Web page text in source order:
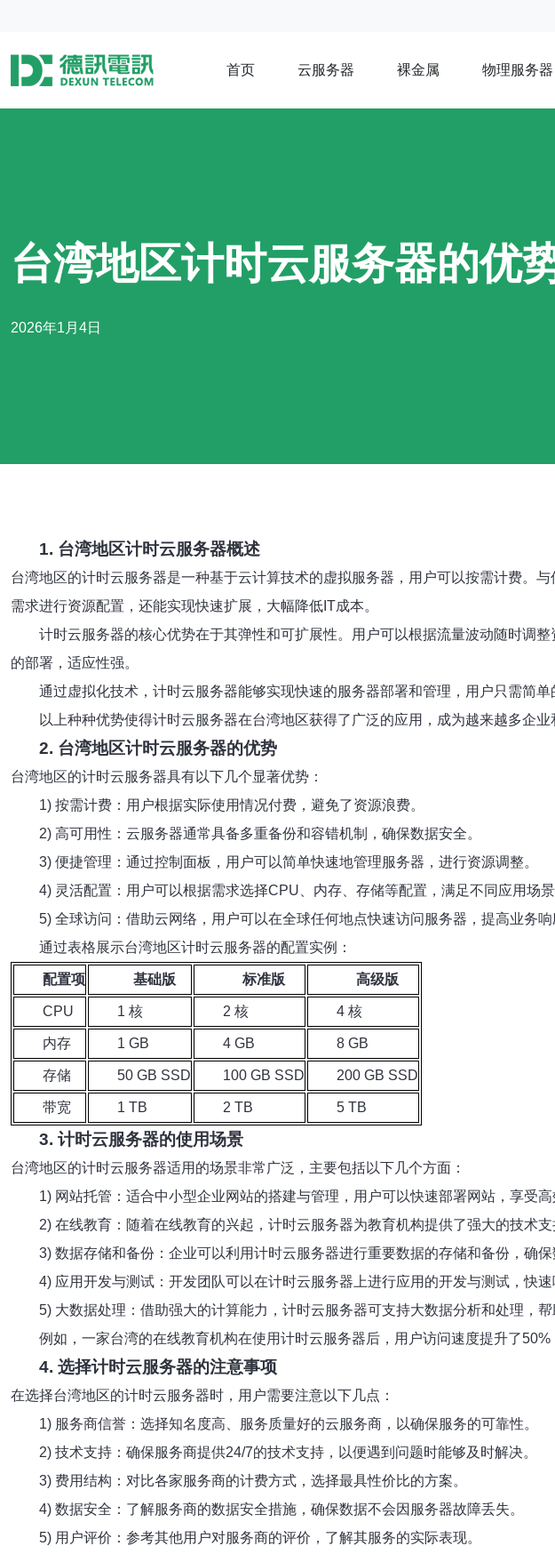
首页 云服务器 裸金属 物理服务器
台湾地区计时云服务器的优
2026年1月4日
1. 台湾地区计时云服务器概述
台湾地区的计时云服务器是一种基于云计算技术的虚拟服务器，用户可以按需计费。
需求进行资源配置，还能实现快速扩展，大幅降低IT成本。
计时云服务器的核心优势在于其弹性和可扩展性。用户可以根据流量波动随时调
的部署，适应性强。
通过虚拟化技术，计时云服务器能够实现快速的服务器部署和管理，用户只需简单
以上种种优势使得计时云服务器在台湾地区获得了广泛的应用，成为越来越多企业
2. 台湾地区计时云服务器的优势
台湾地区的计时云服务器具有以下几个显著优势：
1) 按需计费：用户根据实际使用情况付费，避免了资源浪费。
2) 高可用性：云服务器通常具备多重备份和容错机制，确保数据安全。
3) 便捷管理：通过控制面板，用户可以简单快速地管理服务器，进行资源调整。
4) 灵活配置：用户可以根据需求选择CPU、内存、存储等配置，满足不同应用场景
5) 全球访问：借助云网络，用户可以在全球任何地点快速访问服务器，提高业务响
通过表格展示台湾地区计时云服务器的配置实例：
配置项 基础版 标准版 高级版
CPU 1 核 2 核 4 核
内存 1 GB 4 GB 8 GB
存储 50 GB SSD 100 GB SSD 200 GB SSD
带宽 1 TB 2 TB 5 TB
3. 计时云服务器的使用场景
台湾地区的计时云服务器适用的场景非常广泛，主要包括以下几个方面：
1) 网站托管：适合中小型企业网站的搭建与管理，用户可以快速部署网站，享受高
2) 在线教育：随着在线教育的兴起，计时云服务器为教育机构提供了强大的技术支
3) 数据存储和备份：企业可以利用计时云服务器进行重要数据的存储和备份，确保
4) 应用开发与测试：开发团队可以在计时云服务器上进行应用的开发与测试，快速
5) 大数据处理：借助强大的计算能力，计时云服务器可支持大数据分析和处理，帮
例如，一家台湾的在线教育机构在使用计时云服务器后，用户访问速度提升了
4. 选择计时云服务器的注意事项
在选择台湾地区的计时云服务器时，用户需要注意以下几点：
1) 服务商信誉：选择知名度高、服务质量好的云服务商，以确保服务的可靠性。
2) 技术支持：确保服务商提供24/7的技术支持，以便遇到问题时能够及时解决。
3) 费用结构：对比各家服务商的计费方式，选择最具性价比的方案。
4) 数据安全：了解服务商的数据安全措施，确保数据不会因服务器故障丢失。
5) 用户评价：参考其他用户对服务商的评价，了解其服务的实际表现。